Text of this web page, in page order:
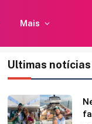
Mais
Ultimas notícias